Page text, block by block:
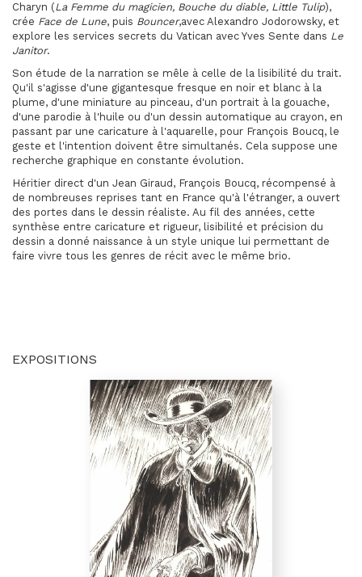
Charyn (La Femme du magicien, Bouche du diable, Little Tulip),
crée Face de Lune, puis Bouncer,avec Alexandro Jodorowsky, et
explore les services secrets du Vatican avec Yves Sente dans Le
Janitor.
Son étude de la narration se mêle à celle de la lisibilité du trait.
Qu'il s'agisse d'une gigantesque fresque en noir et blanc à la
plume, d'une miniature au pinceau, d'un portrait à la gouache,
d'une parodie à l'huile ou d'un dessin automatique au crayon, en
passant par une caricature à l'aquarelle, pour François Boucq, le
geste et l'intention doivent être simultanés. Cela suppose une
recherche graphique en constante évolution.
Héritier direct d'un Jean Giraud, François Boucq, récompensé à
de nombreuses reprises tant en France qu'à l'étranger, a ouvert
des portes dans le dessin réaliste. Au fil des années, cette
synthèse entre caricature et rigueur, lisibilité et précision du
dessin a donné naissance à un style unique lui permettant de
faire vivre tous les genres de récit avec le même brio.
EXPOSITIONS